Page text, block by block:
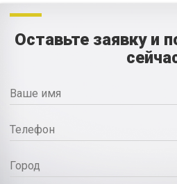
Оставьте заявку и